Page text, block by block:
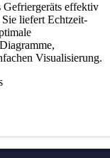
Gefriergeräts effektiv
liefert Echtzeit-
Visualisierung.